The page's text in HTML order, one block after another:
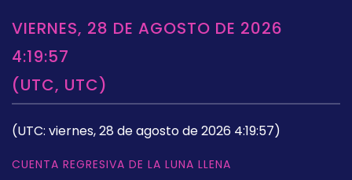
VIERNES, 28 DE AGOSTO DE 2026
4:19:57
(UTC, UTC)
(UTC: viernes, 28 de agosto de 2026 4:19:57)
CUENTA REGRESIVA DE LA LUNA LLENA